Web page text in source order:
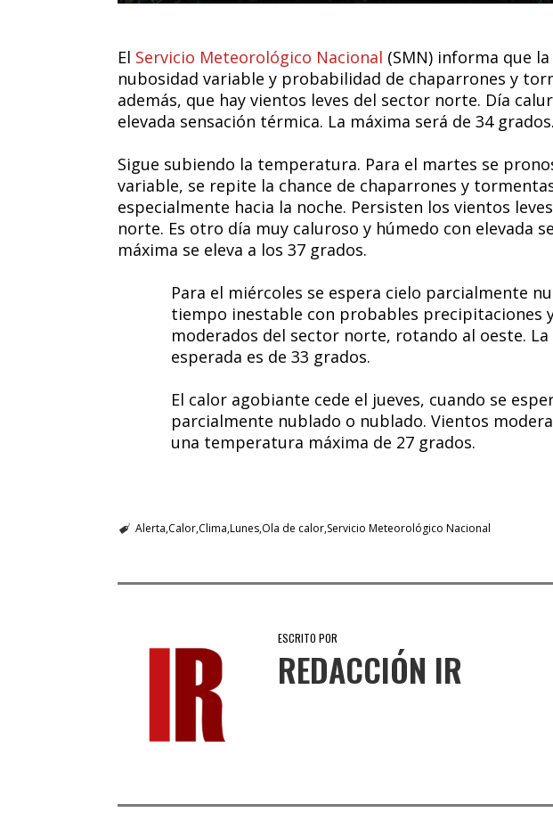
El Servicio Meteorológico Nacional (SMN) informa que
nubosidad variable y probabilidad de chaparrones y
además, que hay vientos leves del sector norte. Día
elevada sensación térmica. La máxima será de 34 grados.
Sigue subiendo la temperatura. Para el martes se
variable, se repite la chance de chaparrones y
especialmente hacia la noche. Persisten los vientos
norte. Es otro día muy caluroso y húmedo con elevada
máxima se eleva a los 37 grados.
Para el miércoles se espera cielo parcialmente
tiempo inestable con probables precipitaciones
moderados del sector norte, rotando al oeste. La
esperada es de 33 grados.
El calor agobiante cede el jueves, cuando se
parcialmente nublado o nublado. Vientos
una temperatura máxima de 27 grados.
Alerta CalorClima LunesOla de calorServicio Meteorológico Nacional
ESCRITO POR
REDACCIÓN IR